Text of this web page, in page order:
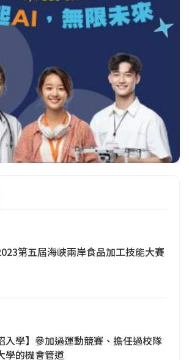
第五屆海峽兩岸食品加工技能大賽
入學】參加過運動競賽、擔任過校隊
學的機會管道